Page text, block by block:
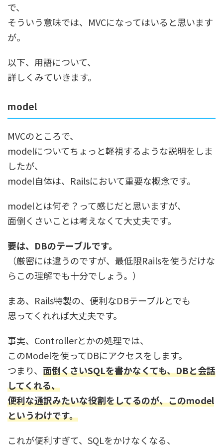
で、
そういう意味では、MVCになってはいると思います
が。
以下、用語について、
詳しくみていきます。
model
MVCのところで、
modelについてちょっと軽視するような説明をしま
したが、
model自体は、Railsにおいて重要な概念です。
modelとは何ぞ？って感じだと思いますが、
面倒くさいことは考えなくて大丈夫です。
要は、DBのテーブルです。
（厳密には違うのですが、最低限Railsを使うだけな
らこの理解でも十分でしょう。）
まあ、Rails特製の、便利なDBテーブルとでも
思ってくれれば大丈夫です。
事実、Controllerとかの処理では、
このModelを使ってDBにアクセスをします。
つまり、 面倒くさいSQLを書かなくても、DBと会話
してくれる、
便利な通訳みたいな役割をしてるのが、このmodel
というわけです。
これが便利すぎて、SQLをかけなくなる、